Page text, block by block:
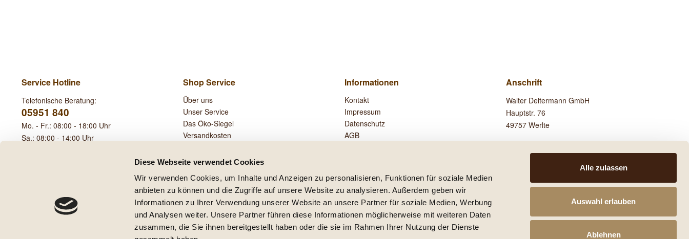
Diese Webseite verwendet Cookies
Wir verwenden Cookies, um Inhalte und Anzeigen zu personalisieren, Funktionen für soziale Medien
anbieten zu können und die Zugriffe auf unsere Website zu analysieren. Außerdem geben wir
Informationen zu Ihrer Verwendung unserer Website an unsere Partner für soziale Medien, Werbung
und Analysen weiter. Unsere Partner führen diese Informationen möglicherweise mit weiteren Daten
zusammen, die Sie ihnen bereitgestellt haben oder die sie im Rahmen Ihrer Nutzung der Dienste
Alle zulassen
Auswahl erlauben
Ablehnen
Service Hotline
Telefonische Beratung:
05951 840
Mo. - Fr.: 08:00 - 18:00 Uhr
Sa.: 08:00 - 14:00 Uhr
Shop Service
Über uns
Unser Service
Das Öko-Siegel
Versandkosten
Informationen
Kontakt
Impressum
Datenschutz
AGB
Vertrag widerrufen
Anschrift
Walter Deitermann GmbH
Hauptstr. 76
49757 Werlte
* Alle Preise inkl. gesetzl. Mehrwertsteuer zzgl.Versandkostenund ggf. Nachnahmegebühren, wenn nicht anders beschrieben.
** Gilt für Lieferungen innerhalb Deutschlands, Lieferzeiten für andere Länder entnehmen Sie bitte der Schaltfläche mit den Versandinformationen.